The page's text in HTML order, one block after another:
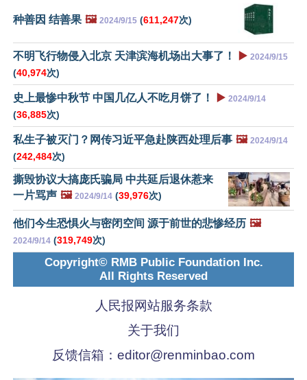
种善因 结善果 🖼️ 2024/9/15 (611,247次)
不明飞行物侵入北京 天津滨海机场出大事了！ ▶️ 2024/9/15
(40,974次)
史上最惨中秋节 中国几亿人不吃月饼了！ ▶️ 2024/9/14
(36,885次)
私生子被灭门？网传习近平急赴陕西处理后事 🖼️ 2024/9/14
(242,484次)
撕毁协议大搞庞氏骗局 中共延后退休惹来
一片骂声 🖼️ 2024/9/14 (39,976次)
他们今生恐惧火与密闭空间 源于前世的悲惨经历 🖼️
2024/9/14 (319,749次)
Copyright© RMB Public Foundation Inc.
All Rights Reserved
人民报网站服务条款
关于我们
反馈信箱： editor@renminbao.com